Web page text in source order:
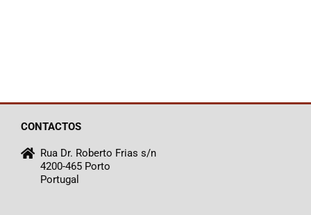
CONTACTOS
Rua Dr. Roberto Frias s/n
4200-465 Porto
Portugal